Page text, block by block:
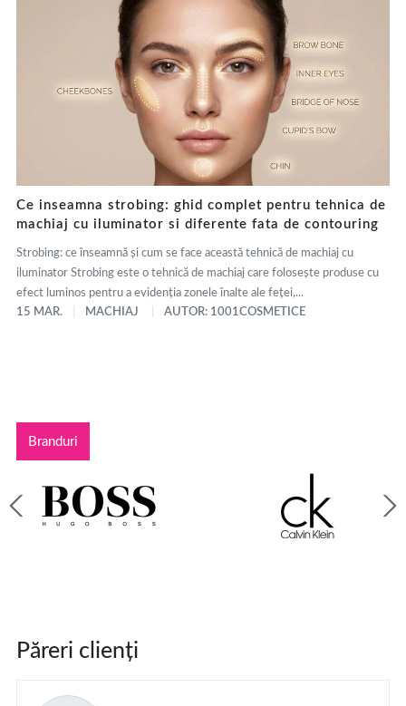
Ce inseamna strobing: ghid complet pentru tehnica de
machiaj cu iluminator si diferente fata de contouring
Strobing: ce înseamnă și cum se face această tehnică de machiaj cu
iluminator Strobing este o tehnică de machiaj care folosește produse cu
efect luminos pentru a evidenția zonele înalte ale feței,...
15 MAR.
MACHIAJ AUTOR: 1001COSMETICE
Branduri
Păreri clienți